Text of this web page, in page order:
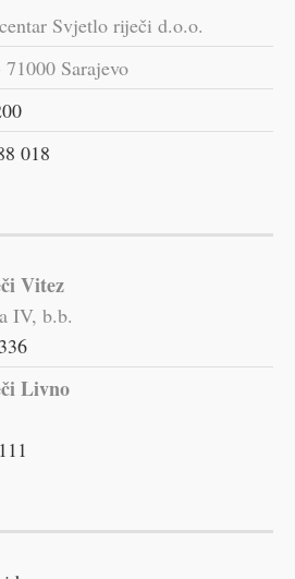
Svjetlo riječi d.o.o.
Sarajevo
018
Vitez
IV, b.b.
Livno